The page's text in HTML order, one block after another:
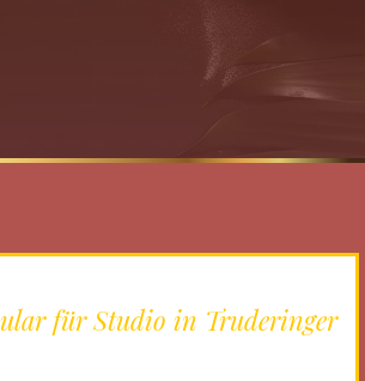
für Studio in Truderinger